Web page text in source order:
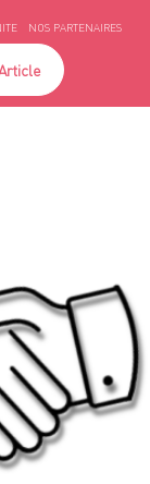
NOS PARTENAIRES